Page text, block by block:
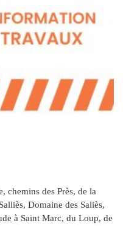
chemins des Près, de la
Domaine des Saliès,
à Saint Marc, du Loup, de